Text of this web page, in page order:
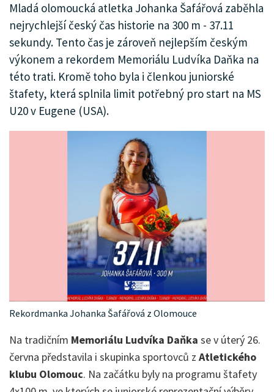
MHD
INZERCE
ARCHIV
Mladá olomoucká atletka Johanka Šafářová zaběhla
nejrychlejší český čas historie na 300 m - 37.11
sekundy. Tento čas je zároveň nejlepším českým
výkonem a rekordem Memoriálu Ludvíka Daňka na
této trati. Kromě toho byla i členkou juniorské
štafety, která splnila limit potřebný pro start na MS
U20 v Eugene (USA).
Rekordmanka Johanka Šafářová z Olomouce
Na tradičním Memoriálu Ludvíka Daňka se v úterý 26.
června představila i skupinka sportovců z Atletického
klubu Olomouc. Na začátku byly na programu štafety